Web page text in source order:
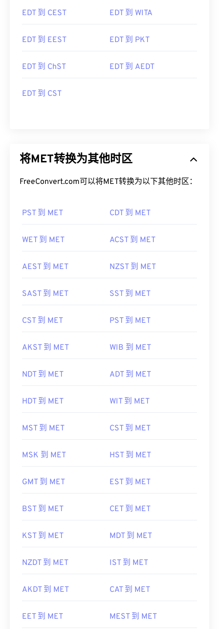
EDT 到 CEST EDT 到 WITA
EDT 到 EEST EDT 到 PKT
EDT 到 ChST EDT 到 AEDT
EDT 到 CST
将MET转换为其他时区
FreeConvert.com可以将MET转换为以下其他时区：
PST 到 MET CDT 到 MET
WET 到 MET ACST 到 MET
AEST 到 MET NZST 到 MET
SAST 到 MET SST 到 MET
CST 到 MET PST 到 MET
AKST 到 MET WIB 到 MET
NDT 到 MET ADT 到 MET
HDT 到 MET WIT 到 MET
MST 到 MET CST 到 MET
MSK 到 MET HST 到 MET
GMT 到 MET EST 到 MET
BST 到 MET CET 到 MET
KST 到 MET MDT 到 MET
NZDT 到 MET IST 到 MET
AKDT 到 MET CAT 到 MET
EET 到 MET MEST 到 MET